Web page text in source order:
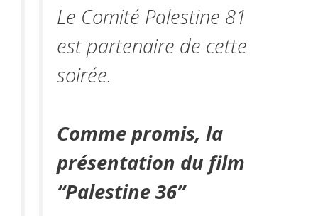
Le Comité Palestine 81
est partenaire de cette
soirée.
Comme promis, la
présentation du film
“Palestine 36”